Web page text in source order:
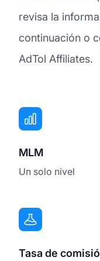
revisa la
continuación o
AdTol Affiliates.
MLM
Un solo nivel
Tasa de